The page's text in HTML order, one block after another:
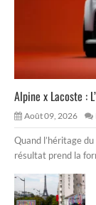
Alpine x Lacoste :
Août 09, 2026
Quand l’héritage
résultat prend la